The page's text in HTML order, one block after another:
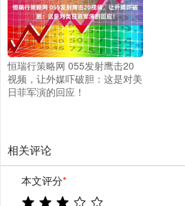
恒瑞行策略网 055发射鹰击20
视频，让外媒吓破胆：这是对美
日菲军演的回应！
相关评论
本文评分*